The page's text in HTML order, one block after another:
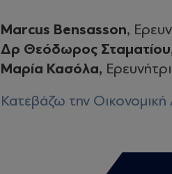
Marcus Bensasson,
Δρ Θεόδωρος Σταματίου
Μαρία Κασόλα,
Κατεβάζω την